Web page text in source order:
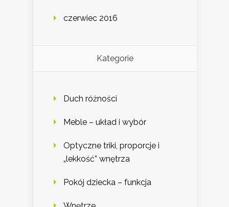
czerwiec 2016
Kategorie
Duch różności
Meble – układ i wybór
Optyczne triki, proporcje i
„lekkość” wnętrza
Pokój dziecka – funkcja